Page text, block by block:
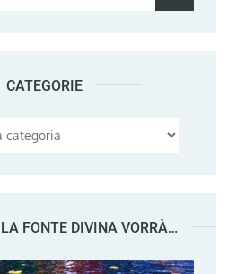
CATEGORIE
FONTE DIVINA VORRÀ…